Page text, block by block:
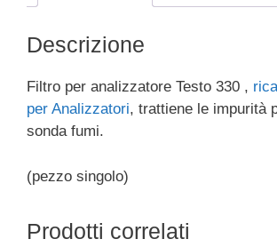
Descrizione
Filtro per analizzatore Testo 330 ,
per Analizzatori, trattiene le impurità
sonda fumi.
(pezzo singolo)
Prodotti correlati